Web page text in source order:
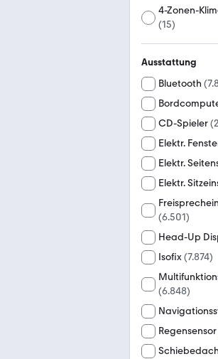
4-Zonen-
(15)
Ausstattung
Bluetooth (
CD-Spieler(
Elektr.
Elektr.
Elektr.
(6.501)
Head-Up
Isofix(7.874)
(6.848)
Regensensor
Schiebedach